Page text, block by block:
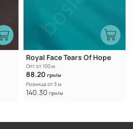
Royal Face Tears Of Hope
Опт от 100 м
88.20 грн/м
Розница от 3 м
140.30 грн/м